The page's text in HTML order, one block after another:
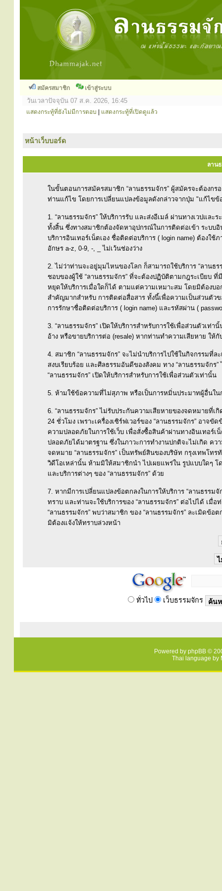
สมัครสมาชิก เข้าสู่ระบบ
วันเวลาปัจจุบัน 07 ส.ค. 2026, 16:45
แสดงกระทู้ที่ยังไม่มีการตอบ แสดงกระทู้ที่เปิดดูแล้ว
หน้าเว็บบอร์ด
ลาน
ในขั้นตอนการสมัครสมาชิก “ลานธรรมจักร” ผู้สมัครจะต้องกร
ท่านแก้ไข โดยการเปลี่ยนแปลงข้อมูลดังกล่าวจากปุ่ม "แก้ไข
1. “ลานธรรมจักร” ให้บริการรับ และส่งอีเมล์ ผ่านทางเวปแล
ทั้งสิ้น ซึ่งทางสมาชิกต้องจัดหาอุปกรณ์ในการติดต่อเข้า ระบบ
บริการอินเทอร์เน็ตเอง ชื่อติดต่อบริการ ( login name) ต้องใ
อักษร a-z, 0-9, -, _ ไม่เว้นช่องว่าง
2. ไม่ว่าท่านจะอยู่มุมไหนของโลก ก็สามารถใช้บริการ “ลานธ
ชอบของผู้ใช้ “ลานธรรมจักร” ที่จะต้องปฏิบัติตามกฎระเบียบ ที่
หยุดให้บริการเมื่อใดก็ได้ ตามแต่ความเหมาะสม โดยมิต้องบอ
สำคัญมากสำหรับ การติดต่อสื่อสาร ทั้งนี้เพื่อความเป็นส่วนตัวข
การรักษาชื่อติดต่อบริการ ( login name) และรหัสผ่าน (
3. “ลานธรรมจักร” เปิดให้บริการสำหรับการใช้เพื่อส่วนตัวเท่
อ้าง หรือขายบริการต่อ (resale) หากท่านทำความเสียหาย ใ
4. สมาชิก “ลานธรรมจักร” จะไม่นำบริการไปใช้ในกิจกรรม
สงบเรียบร้อย และศีลธรรมอันดีของสังคม ทาง “ลานธรรมจัก
“ลานธรรมจักร” เปิดให้บริการสำหรับการใช้เพื่อส่วนตัวเท่านั้น
5. ห้ามใช้ข้อความที่ไม่สุภาพ หรือเป็นการหมิ่นประมาทผู้อื่นใ
6. “ลานธรรมจักร” ไม่รับประกันความเสียหายของจดหมายที่เ
24 ชั่วโมง เพราะเครื่องเซิร์ฟเวอร์ของ “ลานธรรมจักร” อาจ
ความปลอดภัยในการใช้เว็บ เพื่อสั่งซื้อสินค้าผ่านทางอินเทอร์
ปลอดภัยได้มาตรฐาน ซึ่งในภาวะการทำงานปกติจะไม่เกิด ค
จดหมาย “ลานธรรมจักร” เป็นทรัพย์สินของบริษัท กรุงเทพโท
วิดีโอเหล่านั้น ห้ามมิให้สมาชิกนำ ไปเผยแพร่ใน รูปแบบใดๆ
และบริการต่างๆ ของ “ลานธรรมจักร” ด้วย
7. หากมีการเปลี่ยนแปลงข้อตกลงในการให้บริการ “ลานธรร
ทราบ และท่านจะใช้บริการของ “ลานธรรมจักร” ต่อไปได้ เมื่
“ลานธรรมจักร” พบว่าสมาชิก ของ “ลานธรรมจักร” ละเมิดข้อ
มิต้องแจ้งให้ทราบล่วงหน้า
ทั่วไป เว็บธรรมจักร
Powered by phpBB ©
Thai language by